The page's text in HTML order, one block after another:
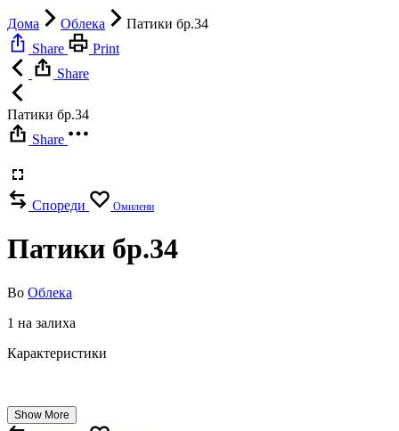
Дома Облека
Патики бр.34
Share
Print
Share
Патики бр.34
Share
Спореди Омилени
Патики бр.34
Во Облека
1 на залиха
Карактеристики
Show More